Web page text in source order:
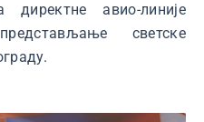
директне авио-линије
светске